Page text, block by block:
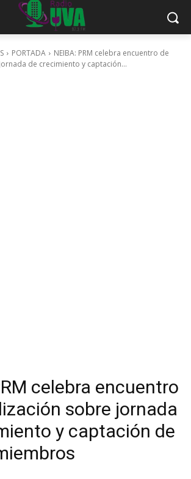
PORTADA
NEIBA: PRM celebra encuentro de
de crecimiento y captación...
celebra encuentro
sobre jornada
y captación de